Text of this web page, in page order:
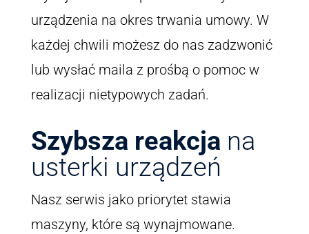
urządzenia na okres trwania umowy. W
każdej chwili możesz do nas zadzwonić
lub wysłać maila z prośbą o pomoc w
realizacji nietypowych zadań.
Szybsza reakcja na
usterki urządzeń
Nasz serwis jako priorytet stawia
maszyny, które są wynajmowane.